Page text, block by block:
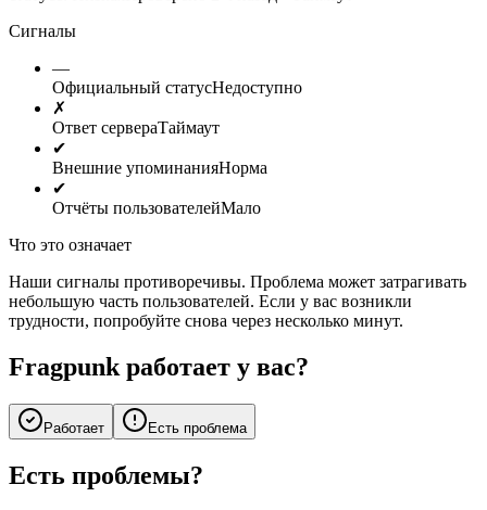
Сигналы
—
Официальный статусНедоступно
✗
Ответ сервераТаймаут
✔
Внешние упоминанияНорма
✔
Отчёты пользователейМало
Что это означает
Наши сигналы противоречивы. Проблема может затрагивать
небольшую часть пользователей. Если у вас возникли
трудности, попробуйте снова через несколько минут.
Fragpunk работает у вас?
Работает Есть проблема
Есть проблемы?